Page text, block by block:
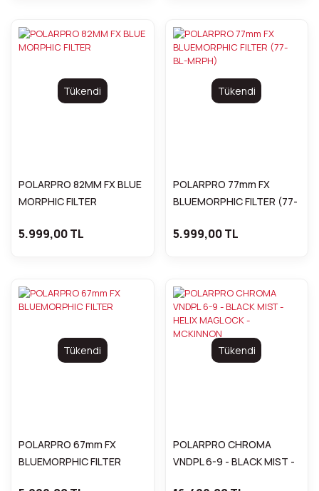
Tükendi
POLARPRO 82MM FX BLUE
MORPHIC FILTER
5.999,00 TL
Tükendi
POLARPRO 77mm FX
BLUEMORPHIC FILTER (77-
5.999,00 TL
Tükendi
POLARPRO 67mm FX
BLUEMORPHIC FILTER
Tükendi
POLARPRO CHROMA
VNDPL 6-9 - BLACK MIST -